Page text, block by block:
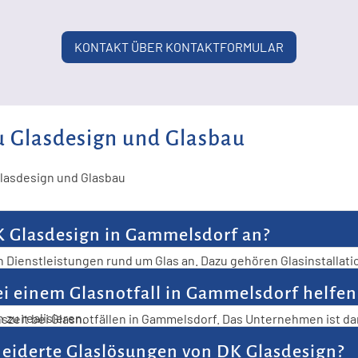
KONTAKT ÜBER KONTAKTFORMULAR
und Glasbau
und Glasbau
in Gammelsdorf an?
rund um Glas an. Dazu gehören
Glasprojekten steht DK Glasdesign zur Verfügung.
zu realisieren.
einem Glasnotfall in Gammelsdorf
bei Glasnotfällen in Gammelsdorf. Das Unternehmen ist
Glaslösungen von DK Glasdesign?